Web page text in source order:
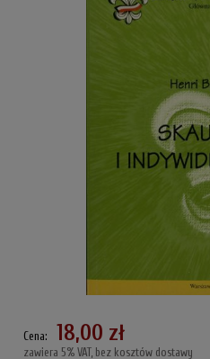
Cena: 18,00 zł
zawiera 5% VAT, bez kosztów dostawy